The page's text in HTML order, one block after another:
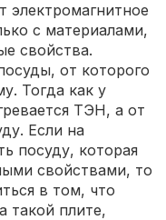
электромагнитное
с материалами,
свойства.
от которого
Тогда как у
ТЭН, а от
Если на
посуду, которая
свойствами, то
в том, что
такой плите,